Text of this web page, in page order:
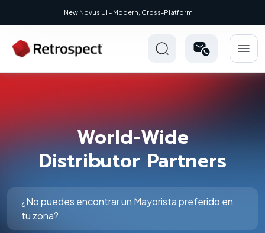
New Novus UI - Modern, Cross-Platform
World-Wide
Distributor Partners
¿No puedes encontrar un Mayorista preferido en
tu zona?